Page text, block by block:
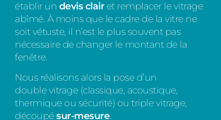
établir un devis clairet remplacer le vitrage
abîmé. À moins que le cadre de la vitre ne
soit vétuste, il n’est le plus souvent pas
nécessaire de changer le montant de la
fenêtre.
Nous réalisons alors la pose d’un
double vitrage (classique, acoustique,
thermique ou sécurité) ou triple vitrage,
découpésur-mesure.